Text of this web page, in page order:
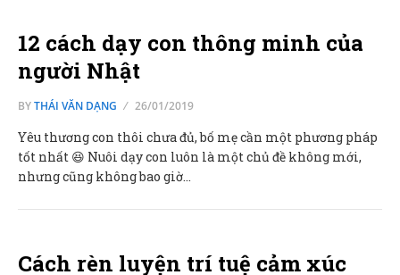
12 cách dạy con thông minh của
người Nhật
BYTHÁI VĂN DẠNG 26/01/2019
Yêu thương con thôi chưa đủ, bố mẹ cần một phương pháp
tốt nhất 😆 Nuôi dạy con luôn là một chủ đề không mới,
nhưng cũng không bao giờ…
Cách rèn luyện trí tuệ cảm xúc